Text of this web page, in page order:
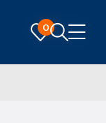
0
0